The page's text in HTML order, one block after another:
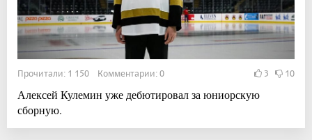
Прочитали: 1 150 Комментарии: 0 3 10
Алексей Кулемин уже дебютировал за юниорскую
сборную.